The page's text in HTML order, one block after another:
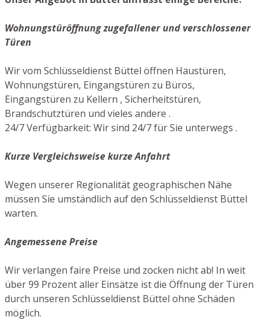
Wohnungstüröffnung zugefallener und verschlossener
Türen
Wir vom Schlüsseldienst Büttel öffnen Haustüren,
Wohnungstüren, Eingangstüren zu Büros,
Eingangstüren zu Kellern , Sicherheitstüren,
Brandschutztüren und vieles andere .
24/7 Verfügbarkeit: Wir sind 24/7 für Sie unterwegs .
Kurze Vergleichsweise kurze Anfahrt
Wegen unserer Regionalität geographischen Nähe
müssen Sie umständlich auf den Schlüsseldienst Büttel
warten.
Angemessene Preise
Wir verlangen faire Preise und zocken nicht ab! In weit
über 99 Prozent aller Einsätze ist die Öffnung der Türen
durch unseren Schlüsseldienst Büttel ohne Schäden
möglich.